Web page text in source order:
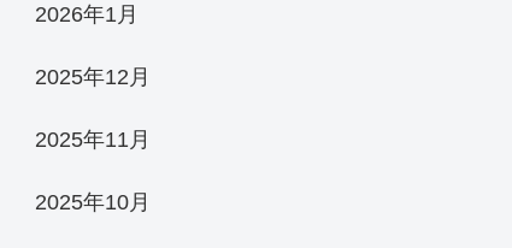
2026年1月
2025年12月
2025年11月
2025年10月